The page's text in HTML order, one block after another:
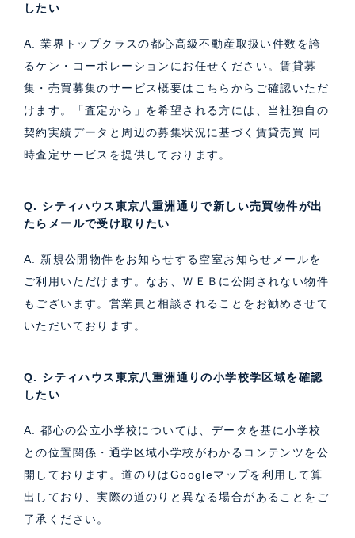
したい
A. 業界トップクラスの都心高級不動産取扱い件数を誇
るケン・コーポレーションにお任せください。賃貸募
集・売買募集のサービス概要はこちら からご確認いただ
けます。「査定から」を希望される方には、当社独自の
契約実績データと周辺の募集状況に基づく 賃貸売買 同
時査定サービス を提供しております。
Q. シティハウス東京八重洲通りで新しい売買物件が出
たらメールで受け取りたい
A. 新規公開物件をお知らせする空室お知らせメールを
ご利用いただけます。なお、ＷＥＢに公開されない物件
もございます。営業員と相談されることをお勧めさせて
いただいております。
Q. シティハウス東京八重洲通りの小学校学区域を確認
したい
A. 都心の公立小学校については、データを基に小学校
との位置関係・通学区域小学校がわかるコンテンツを公
開しております。道のりはGoogleマップを利用して算
出しており、実際の道のりと異なる場合があることをご
了承ください。